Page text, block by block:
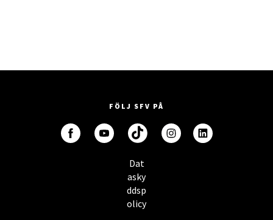
FÖLJ SFV PÅ
Dat
asky
ddsp
olicy